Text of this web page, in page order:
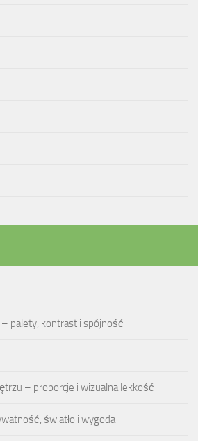
palety, kontrast i spójność
– proporcje i wizualna lekkość
światło i wygoda